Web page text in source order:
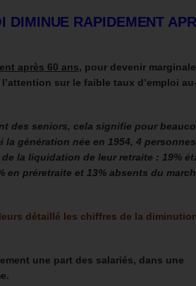
DIMINUE RAPIDEMENT
après 60 ans, pour devenir
sur le faible taux d’emploi
des seniors, cela signifie pour
génération née en 1954, 4
la liquidation de leur retraite : 19%
en préretraite et 13% absents du
détaillé les chiffres de la
une part des salariés, dans une